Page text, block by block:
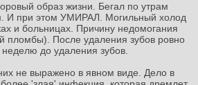
образ жизни. Бегал по утрам
И при этом УМИРАЛ. Могильный холод
и больницах. Причину недомогания
пломбы). После удаления зубов ровно
до удаления зубов.
не выражено в явном виде. Дело в